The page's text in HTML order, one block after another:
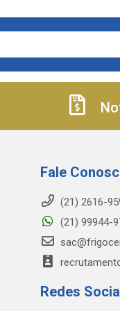
Fale
(21) 2616-
(21) 99944-
Redes